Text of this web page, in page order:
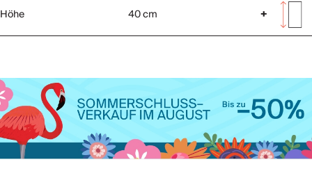
Höhe 40 cm +